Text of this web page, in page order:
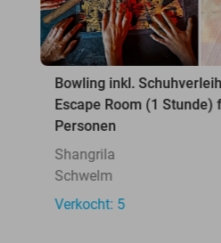
Bowling inkl.
Escape Room (1 Stunde)
Personen
Shangrila
Schwelm
Verkocht: 5